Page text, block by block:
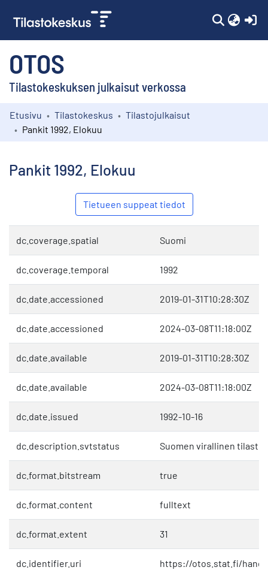
OTOS
Tilastokeskuksen julkaisut verkossa
Kokoelmat
Etusivu Tilastokeskus
Tilastojulkaisut
Pankit 1992, Elokuu
Pankit 1992, Elokuu
Tietueen suppeat tiedot
dc.coverage.spatial Suomi
dc.coverage.temporal 1992
dc.date.accessioned 2019-01-31T10:28:30Z
dc.date.accessioned 2024-03-08T11:18:00Z
dc.date.available 2019-01-31T10:28:30Z
dc.date.available 2024-03-08T11:18:00Z
dc.date.issued 1992-10-16
dc.description.svtstatus Suomen virallinen tilasto
dc.format.bitstream true
dc.format.content fulltext
dc.format.extent 31
dc.identifier.uri https://otos.stat.fi/